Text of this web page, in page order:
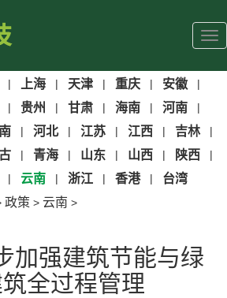
| 上海 | 天津 | 重庆 | 安徽 |
| 贵州 | 甘肃 | 海南 | 河南 |
| 河北 | 江苏 | 江西 | 吉林 |
| 青海 | 山东 | 山西 | 陕西 |
| 云南 | 浙江 | 香港 |
台湾
政策 > 云南 >
加强建筑节能与绿
全过程管理